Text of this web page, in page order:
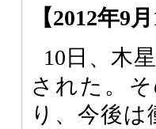
【2012年9
10日、木
された。
り、今後